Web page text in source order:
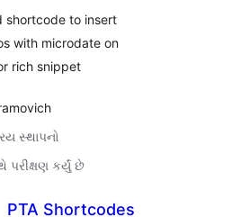
shortcode to insert
with microdate on
rich snippet
સ્થાપનો
પરીક્ષણ કર્યું છે
PTA Shortcodes